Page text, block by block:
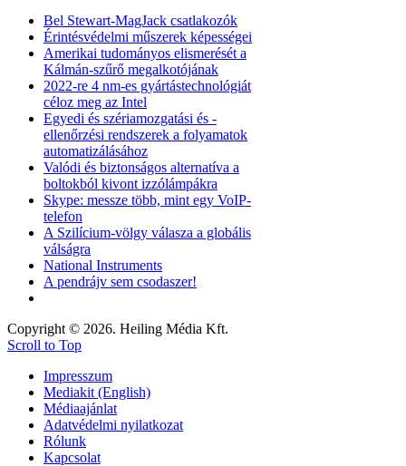
Bel Stewart-MagJack csatlakozók
Érintésvédelmi műszerek képességei
Amerikai tudományos elismerését a
Kálmán-szűrő megalkotójának
2022-re 4 nm-es gyártástechnológiát
céloz meg az Intel
Egyedi és szériamozgatási és -
ellenőrzési rendszerek a folyamatok
automatizálásához
Valódi és biztonságos alternatíva a
boltokból kivont izzólámpákra
Skype: messze több, mint egy VoIP-
telefon
A Szilícium-völgy válasza a globális
válságra
National Instruments
A pendrájv sem csodaszer!
Copyright © 2026. Heiling Média Kft.
Scroll to Top
Impresszum
Mediakit (English)
Médiaajánlat
Adatvédelmi nyilatkozat
Rólunk
Kapcsolat